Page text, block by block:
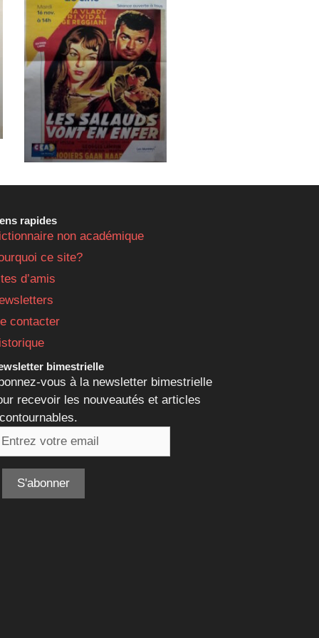
rapides
non académique
ce site?
d’amis
contacter
bimestrielle
vous à la newsletter bimestrielle
recevoir les nouveautés et articles